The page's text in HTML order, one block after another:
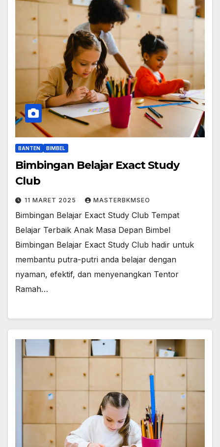
BANTEN BIMBEL
Bimbingan Belajar Exact Study
Club
11 MARET 2025 MASTERBKMSEO
Bimbingan Belajar Exact Study Club Tempat
Belajar Terbaik Anak Masa Depan Bimbel
Bimbingan Belajar Exact Study Club hadir untuk
membantu putra-putri anda belajar dengan
nyaman, efektif, dan menyenangkan Tentor
Ramah…